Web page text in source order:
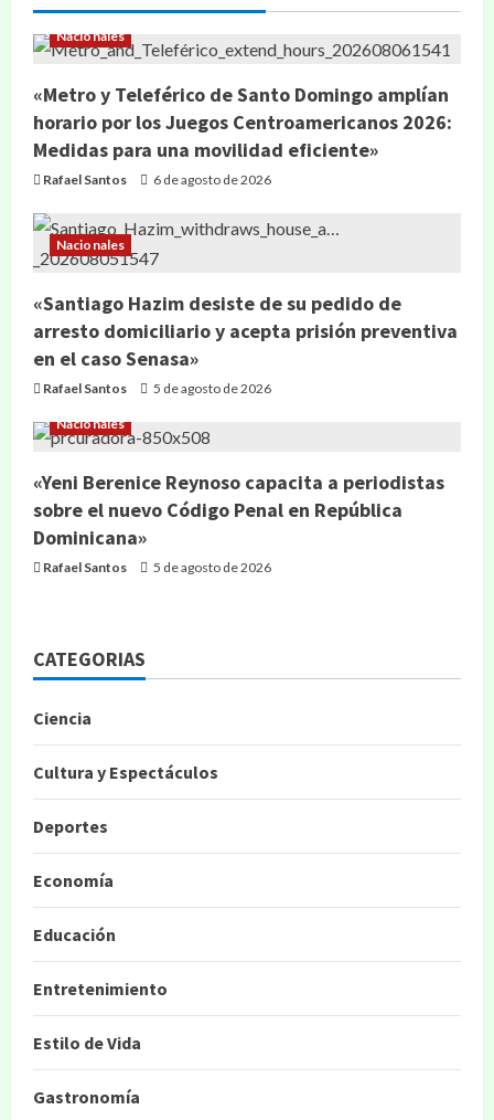
Nacionales
«Metro y Teleférico de Santo Domingo amplían
horario por los Juegos Centroamericanos 2026:
Medidas para una movilidad eficiente»
Rafael Santos 6 de agosto de 2026
Nacionales
«Santiago Hazim desiste de su pedido de
arresto domiciliario y acepta prisión preventiva
en el caso Senasa»
Rafael Santos 5 de agosto de 2026
Nacionales
«Yeni Berenice Reynoso capacita a periodistas
sobre el nuevo Código Penal en República
Dominicana»
Rafael Santos 5 de agosto de 2026
CATEGORIAS
Ciencia
Cultura y Espectáculos
Deportes
Economía
Educación
Entretenimiento
Estilo de Vida
Gastronomía